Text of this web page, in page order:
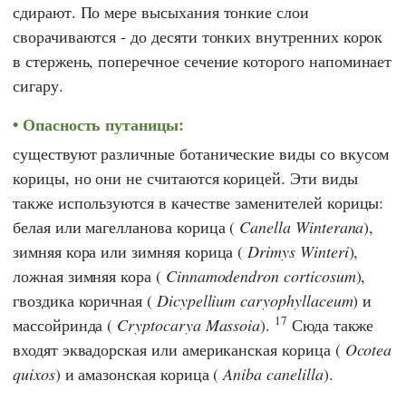
сдирают. По мере высыхания тонкие слои
сворачиваются - до десяти тонких внутренних корок
в стержень, поперечное сечение которого напоминает
сигару.
Опасность путаницы:
существуют различные ботанические виды со вкусом
корицы, но они не считаются корицей. Эти виды
также используются в качестве заменителей корицы:
белая или магелланова корица ( Canella Winterana),
зимняя кора или зимняя корица (Drimys Winteri),
ложная зимняя кора ( Cinnamodendron corticosum),
гвоздика коричная ( Dicypellium caryophyllaceum) и
массойринда ( Cryptocarya Massoia). 17 Сюда также
входят эквадорская или американская корица ( Ocotea
quixos) и амазонская корица (Aniba canelilla).